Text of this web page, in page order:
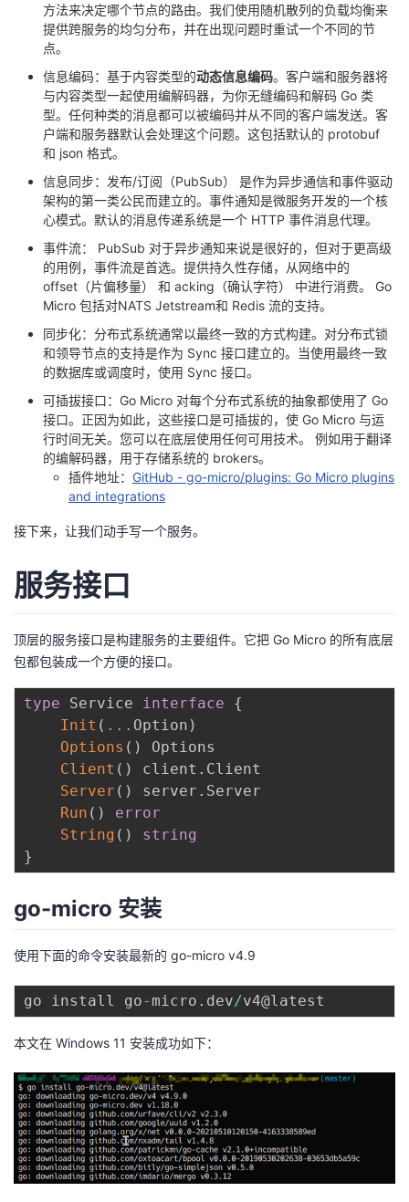
方法来决定哪个节点的路由。我们使用随机散列的负载均衡来
提供跨服务的均匀分布，并在出现问题时重试一个不同的节
点。
信息编码：基于内容类型的动态信息编码。客户端和服务器将
与内容类型一起使用编解码器，为你无缝编码和解码 Go 类
型。任何种类的消息都可以被编码并从不同的客户端发送。客
户端和服务器默认会处理这个问题。这包括默认的 protobuf
和 json 格式。
信息同步：发布/订阅（PubSub） 是作为异步通信和事件驱动
架构的第一类公民而建立的。事件通知是微服务开发的一个核
心模式。默认的消息传递系统是一个 HTTP 事件消息代理。
事件流： PubSub 对于异步通知来说是很好的，但对于更高级
的用例，事件流是首选。提供持久性存储，从网络中的
offset（片偏移量） 和 acking（确认字符） 中进行消费。 Go
Micro 包括对NATS Jetstream和 Redis 流的支持。
同步化：分布式系统通常以最终一致的方式构建。对分布式锁
和领导节点的支持是作为 Sync 接口建立的。当使用最终一致
的数据库或调度时，使用 Sync 接口。
可插拔接口：Go Micro 对每个分布式系统的抽象都使用了 Go
接口。正因为如此，这些接口是可插拔的，使 Go Micro 与运
行时间无关。您可以在底层使用任何可用技术。 例如用于翻译
的编解码器，用于存储系统的 brokers。
插件地址： GitHub - go-micro/plugins: Go Micro plugins
and integrations
接下来，让我们动手写一个服务。
服务接口
顶层的服务接口是构建服务的主要组件。它把 Go Micro 的所有底层
包都包装成一个方便的接口。
type Service interface
{
Init ( ... Option )
Options ( )
Options
Client ( ) client . Client
Server ( ) server . Server
Run ( )
error
String ( )
string
}
go-micro 安装
使用下面的命令安装最新的 go-micro v4.9
go install go- micro . dev/
本文在 Windows 11 安装成功如下：